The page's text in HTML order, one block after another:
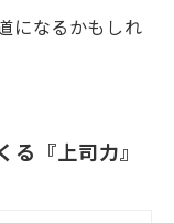
になるかもしれ
『上司力』